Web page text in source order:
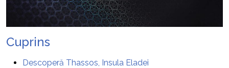
Cuprins
Descoperă Thassos, Insula Eladei